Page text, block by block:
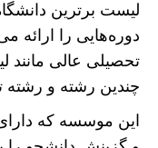
دوره‌هایی را ارائه
تحصیلی عالی مانند
چندین رشته و